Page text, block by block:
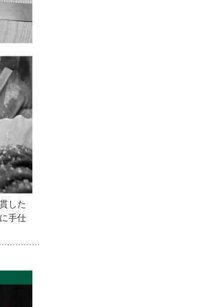
した
手仕